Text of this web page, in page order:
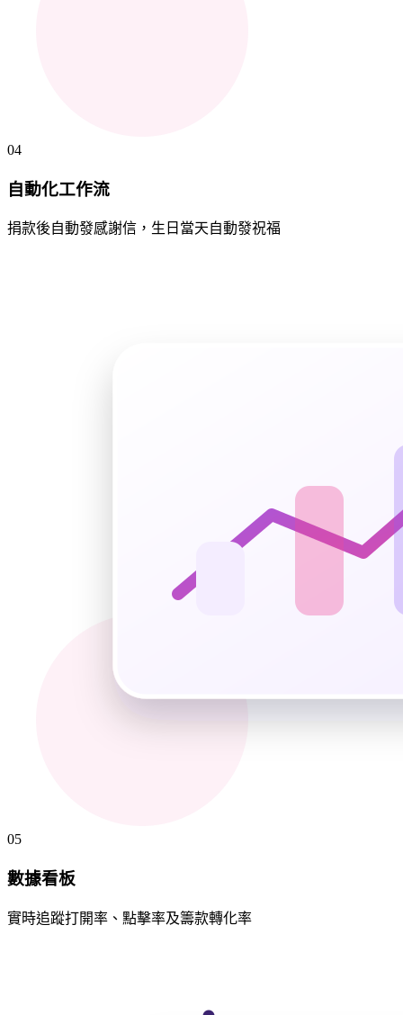
04
自動化工作流
捐款後自動發感謝信，生日當天自動發祝福
05
數據看板
實時追蹤打開率、點擊率及籌款轉化率